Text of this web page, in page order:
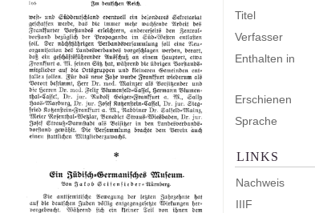
Titel
Verfasser
Enthalten in
Erschienen
Sprache
LINKS
Nachweis
IIIF